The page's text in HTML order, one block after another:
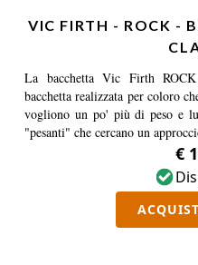
VIC FIRTH - ROCK -
La bacchetta Vic Firth
bacchetta realizzata per coloro
vogliono un po' più di peso e
"pesanti" che cercano un
€